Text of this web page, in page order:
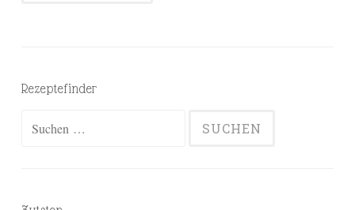
Rezeptefinder